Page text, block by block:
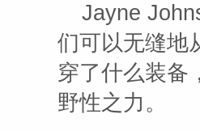
Jayne
们可以无缝地
穿了什么装备
野性之力。